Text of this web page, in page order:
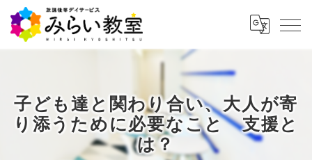
子ども達と関わり合い、大人が寄
り添うために必要なこと 支援と
は？